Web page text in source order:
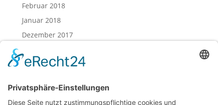
Februar 2018
Januar 2018
Dezember 2017
Oktober 2017
Juli 2017